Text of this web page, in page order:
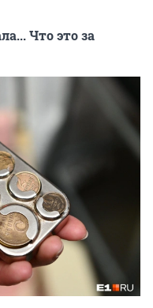
Что это за